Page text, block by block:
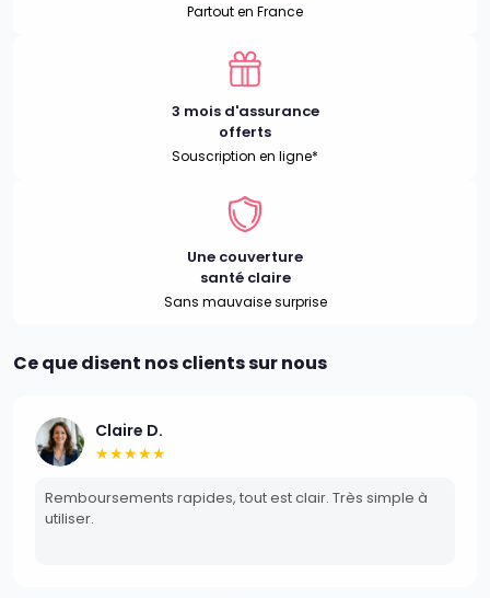
Partout en France
3 mois d'assurance
offerts
Souscription en ligne*
Une couverture
santé claire
Sans mauvaise surprise
Ce que disent nos clients sur nous
Claire D.
★★★★★
Remboursements rapides, tout est clair. Très simple à
utiliser.